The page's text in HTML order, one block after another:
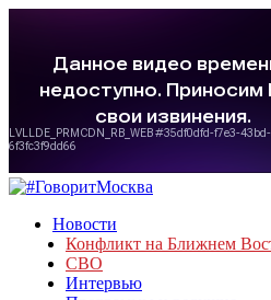
Новости
Конфликт на Ближнем
СВО
Интервью